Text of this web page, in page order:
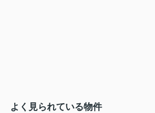
よく見られている物件